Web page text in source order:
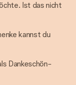
Ist das nicht
kannst du
Dankeschön-